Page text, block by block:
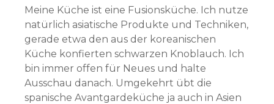
Meine Küche ist eine Fusionsküche. Ich nutze
natürlich asiatische Produkte und Techniken,
gerade etwa den aus der koreanischen
Küche konfierten schwarzen Knoblauch. Ich
bin immer offen für Neues und halte
Ausschau danach. Umgekehrt übt die
spanische Avantgardeküche ja auch in Asien